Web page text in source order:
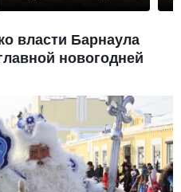
власти Барнаула
новогодней